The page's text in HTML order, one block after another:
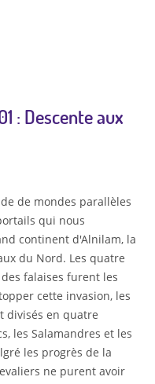
: Descente aux
de mondes parallèles
qui nous
continent d'Alnilam, la
du Nord. Les quatre
falaises furent les
cette invasion, les
divisés en quatre
les Salamandres et les
les progrès de la
ne purent avoir